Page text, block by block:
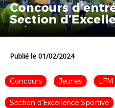
Concours
Section
saison 2024-
Publié le 01/02/2024
Concours Jeunes LFM
Section d'Excellence Sportive